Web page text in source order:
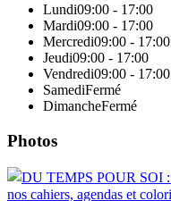
Lundi09:00 - 17:00
Mardi09:00 - 17:00
Mercredi09:00 - 17:00
Jeudi09:00 - 17:00
Vendredi09:00 - 17:00
SamediFermé
DimancheFermé
Photos